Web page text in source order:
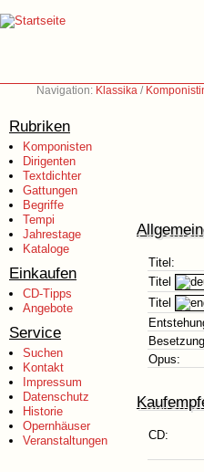
Navigation: Klassika /
Rubriken
Komponisten
Dirigenten
Textdichter
Gattungen
Begriffe
Tempi
Jahrestage
Kataloge
Einkaufen
CD-Tipps
Angebote
Service
Suchen
Kontakt
Impressum
Datenschutz
Historie
Opernhäuser
Veranstaltungen
Titel:
Titel
Titel
Opus:
CD: